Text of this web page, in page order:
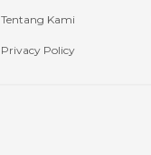
Tentang Kami
Privacy Policy